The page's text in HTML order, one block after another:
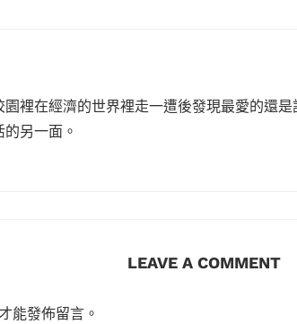
園裡在經濟的世界裡走一遭後發現最愛的還
的另一面。
LEAVE A COMMENT
能發佈留言。